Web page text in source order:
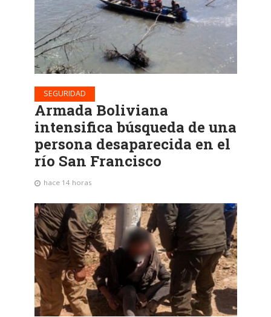
SEGURIDAD
Armada Boliviana
intensifica búsqueda de una
persona desaparecida en el
río San Francisco
hace 14 horas